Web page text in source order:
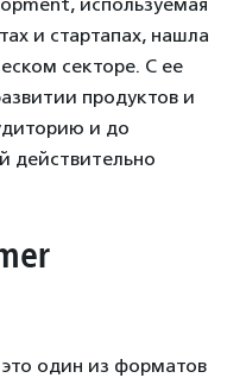
и стартапах, нашла
секторе. С ее
продуктов и
и до
действительно
один из форматов